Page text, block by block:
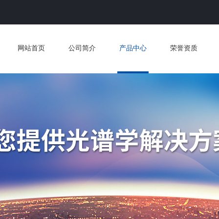
网站首页 公司简介 产品中心 荣誉资质